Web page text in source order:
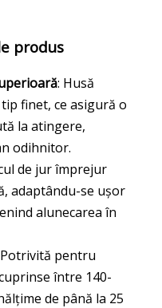
produs
: Husă
finet, ce asigură o
la atingere,
odihnitor.
de jur împrejur
adaptându-se ușor
alunecarea în
pentru
între 140-
de până la 25